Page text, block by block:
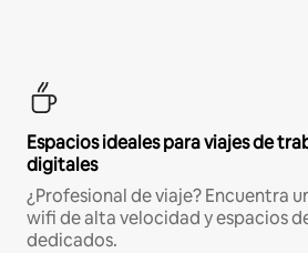
Espacios ideales para viajes de
digitales
¿Profesional de viaje? Encuentra
wifi de alta velocidad y espacios
dedicados.